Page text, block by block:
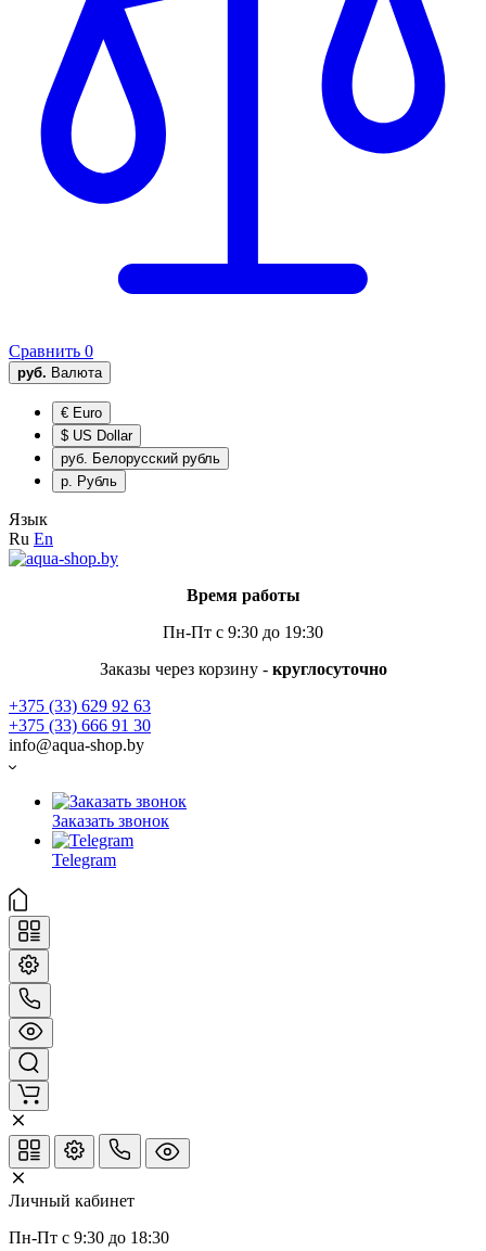
Сравнить 0
руб. Валюта
€ Euro
$ US Dollar
руб. Белорусский рубль
р. Рубль
Язык
Ru En
Время работы
Пн-Пт с 9:30 до 19:30
Заказы через корзину - круглосуточно
+375 (33) 629 92 63
+375 (33) 666 91 30
info@aqua-shop.by
Заказать звонок
Telegram
Личный кабинет
Пн-Пт с 9:30 до 18:30